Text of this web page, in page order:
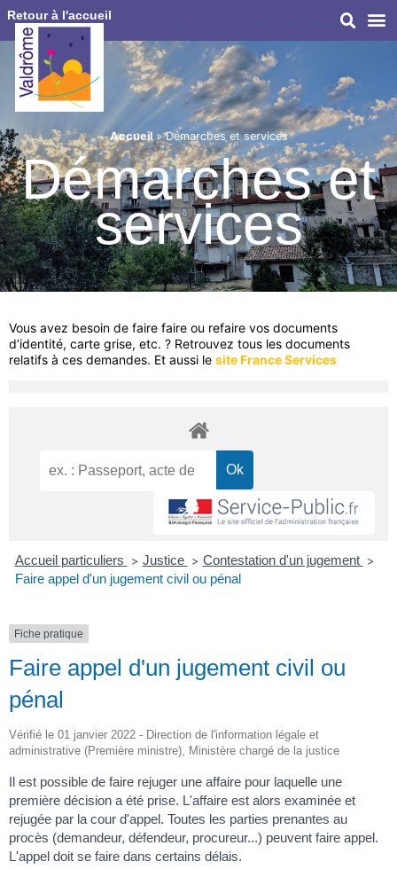
Retour à l'accueil
Accueil»Démarches et services
Démarches et
services
Vous avez besoin de faire faire ou refaire vos documents
d’identité, carte grise, etc. ? Retrouvez tous les documents
relatifs à ces demandes. Et aussi le site France Services
Accueil particuliers > Justice > Contestation d'un jugement >
Faire appel d'un jugement civil ou pénal
Fiche pratique
Faire appel d'un jugement civil ou
pénal
Vérifié le 01 janvier 2022 - Direction de l'information légale et
administrative (Première ministre), Ministère chargé de la justice
Il est possible de faire rejuger une affaire pour laquelle une
première décision a été prise. L'affaire est alors examinée et
rejugée par la cour d'appel. Toutes les parties prenantes au
procès (demandeur, défendeur, procureur...) peuvent faire appel.
L'appel doit se faire dans certains délais.